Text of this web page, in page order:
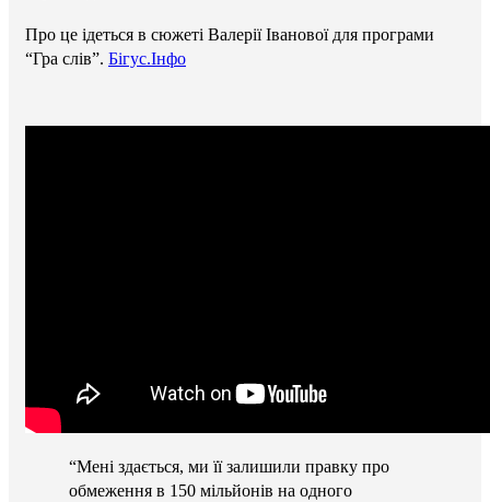
Про це ідеться в сюжеті Валерії Іванової для програми
“Гра слів”. Бігус.Інфо
“Мені здається, ми її залишили правку про
обмеження в 150 мільйонів на одного